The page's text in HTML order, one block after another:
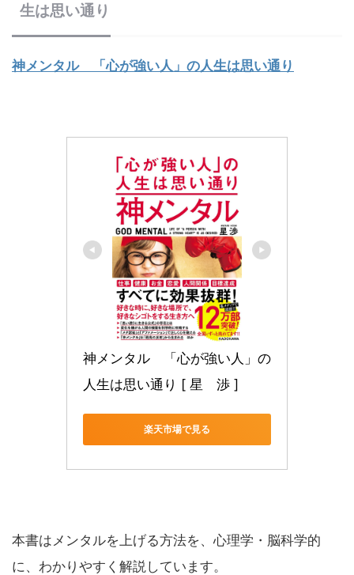
生は思い通り
神メンタル 「心が強い人」の人生は思い通り
神メンタル　「心が強い人」の
人生は思い通り [ 星　渉 ]
楽天市場で見る
本書はメンタルを上げる方法を、心理学・脳科学的
に、わかりやすく解説しています。